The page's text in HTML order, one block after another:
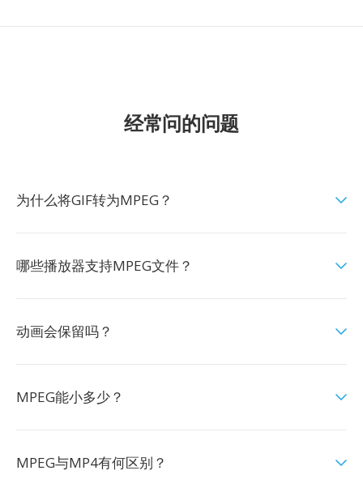
经常问的问题
为什么将GIF转为MPEG？
哪些播放器支持MPEG文件？
动画会保留吗？
MPEG能小多少？
MPEG与MP4有何区别？